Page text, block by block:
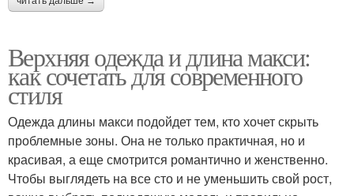
Верхняя одежда и длина макси:
как сочетать для современного
стиля
Одежда длины макси подойдет тем, кто хочет скрыть
проблемные зоны. Она не только практичная, но и
красивая, а еще смотрится романтично и женственно.
Чтобы выглядеть на все сто и не уменьшить свой рост,